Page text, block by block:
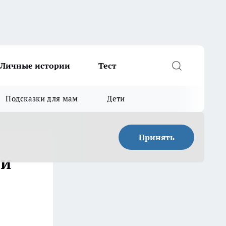
Личные истории Тест
Подсказки для мам Дети
Принять